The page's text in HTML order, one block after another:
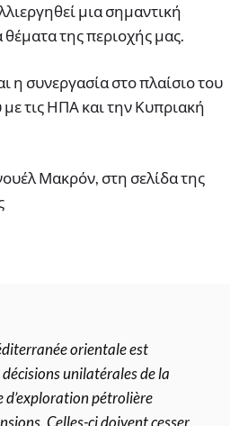
μια σημαντική
της περιοχής μας.
η συνεργασία στο πλαίσιο του
τις ΗΠΑ και την Κυπριακή
Μακρόν, στη σελίδα της
orientale est
unilatérales de la
d’exploration pétrolière
Celles-ci doivent cesser